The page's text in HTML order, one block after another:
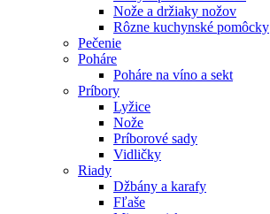
Nože a držiaky nožov
Rôzne kuchynské pomôcky
Pečenie
Poháre
Poháre na víno a sekt
Príbory
Lyžice
Nože
Príborové sady
Vidličky
Riady
Džbány a karafy
Fľaše